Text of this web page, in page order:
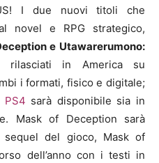
I due nuovi titoli che
novel e RPG strategico,
e Utawarerumono:
rilasciati in America su
i formati, fisico e digitale;
PS4 sarà disponibile sia in
Mask of Deception sarà
del gioco, Mask of
dell’anno con i testi in